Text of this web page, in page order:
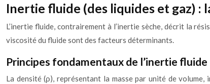
Inertie fluide (des liquides et gaz) :
L’inertie fluide, contrairement à l’inertie sèche, décrit la
viscosité du fluide sont des facteurs déterminants.
Principes fondamentaux de l’inertie fluide
La densité (ρ), représentant la masse par unité de volume,